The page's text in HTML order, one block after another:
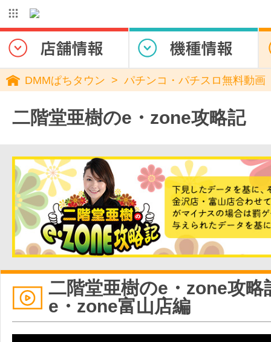
DMMぱちタウン パチンコ・パチスロ無料動画
二階堂亜樹のe・zone攻略記
二階堂亜樹のe・zone攻略
e・zone富山店編